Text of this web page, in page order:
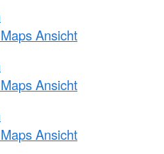
Ansicht
Ansicht
Ansicht